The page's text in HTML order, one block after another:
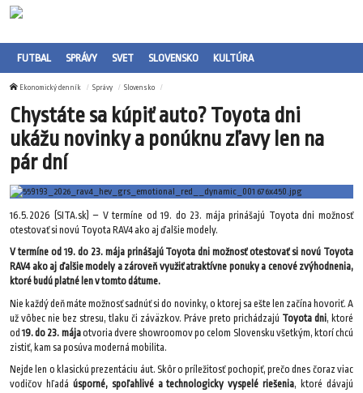
FUTBAL SPRÁVY SVET SLOVENSKO KULTÚRA
Ekonomický denník Správy Slovensko
Chystáte sa kúpiť auto? Toyota dni
ukážu novinky a ponúknu zľavy len na
pár dní
16.5.2026 (SITA.sk) – V termíne od 19. do 23. mája prinášajú Toyota dni možnosť
otestovať si novú Toyota RAV4 ako aj ďalšie modely.
V termíne od 19. do 23. mája prinášajú Toyota dni možnosť otestovať si novú Toyota
RAV4 ako aj ďalšie modely a zároveň využiť atraktívne ponuky a cenové zvýhodnenia,
ktoré budú platné len v tomto dátume.
Nie každý deň máte možnosť sadnúť si do novinky, o ktorej sa ešte len začína hovoriť. A
už vôbec nie bez stresu, tlaku či záväzkov. Práve preto prichádzajú Toyota dni, ktoré
od19. do 23. májaotvoria dvere showroomov po celom Slovensku všetkým, ktorí chcú
zistiť, kam sa posúva moderná mobilita.
Nejde len o klasickú prezentáciu áut. Skôr o príležitosť pochopiť, prečo dnes čoraz viac
vodičov hľadá úsporné, spoľahlivé a technologicky vyspelé riešenia, ktoré dávajú